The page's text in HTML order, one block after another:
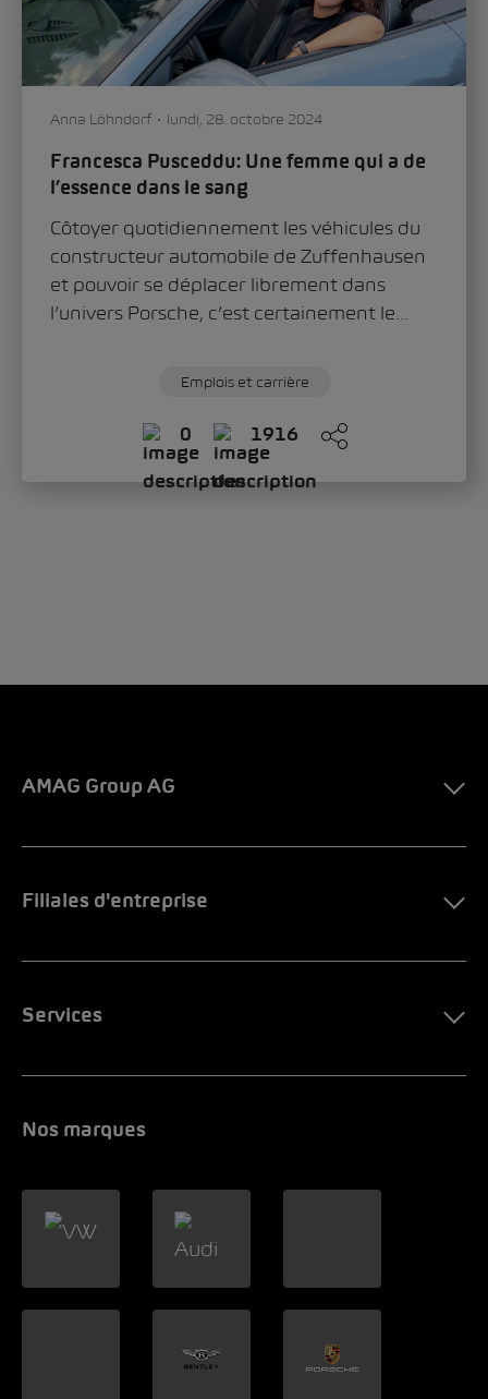
Anna Löhndorf lundi, 28. octobre 2024
Francesca Pusceddu: Une femme qui a de
l’essence dans le sang
Côtoyer quotidiennement les véhicules du
constructeur automobile de Zuffenhausen
et pouvoir se déplacer librement dans
l’univers Porsche, c’est certainement le...
Emplois et carrière
0 1916
AMAG Group AG
Filiales d'entreprise
Services
Nos marques